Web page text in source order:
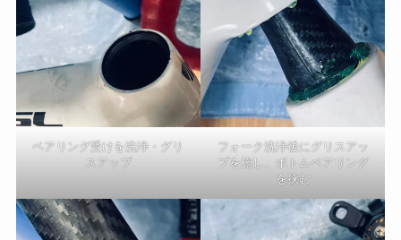
ベアリング受けを洗浄・グリ
スアップ
フォーク洗浄後にグリスアッ
プを施し、ボトムベアリング
を挟む